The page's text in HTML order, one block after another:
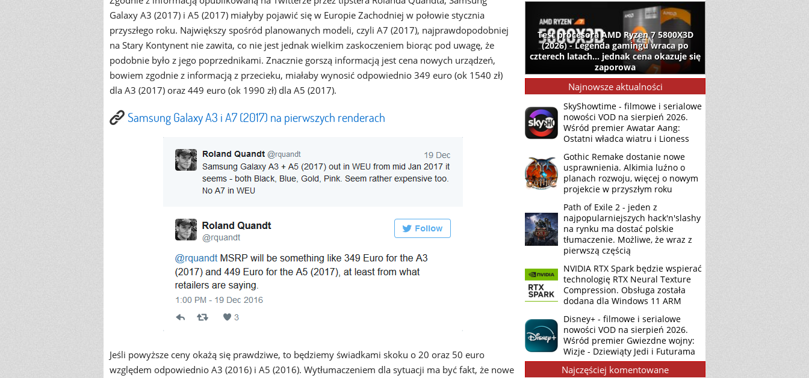
Galaxy A3 (2017) i A5 (2017) miałyby pojawić się w Europie Zachodniej w połowie stycznia
przyszłego roku. Największy spośród planowanych modeli, czyli A7 (2017), najprawdopodobniej
na Stary Kontynent nie zawita, co nie jest jednak wielkim zaskoczeniem biorąc pod uwagę, że
podobnie było z jego poprzednikami. Znacznie gorszą informacją jest cena nowych urządzeń,
bowiem zgodnie z informacją z przecieku, miałaby wynosić odpowiednio 349 euro (ok 1540 zł)
dla A3 (2017) oraz 449 euro (ok 1990 zł) dla A5 (2017).
Samsung Galaxy A3 i A7 (2017) na pierwszych renderach
Jeśli powyższe ceny okażą się prawdziwe, to będziemy świadkami skoku o 20 oraz 50 euro
względem odpowiednio A3 (2016) i A5 (2016). Wytłumaczeniem dla sytuacji ma być fakt, że nowe
Test procesora AMD Ryzen 7 5800X3D
(2026) - Legenda gamingu wraca po
czterech latach... jednak cena okazuje się
zaporowa
Najnowsze aktualności
SkyShowtime - filmowe i serialowe
nowości VOD na sierpień 2026.
Wśród premier Awatar Aang:
Ostatni władca wiatru i Lioness
Gothic Remake dostanie nowe
usprawnienia. Alkimia luźno o
planach rozwoju, więcej o nowym
projekcie w przyszłym roku
Path of Exile 2 - jeden z
najpopularniejszych hack'n'slashy
na rynku ma dostać polskie
tłumaczenie. Możliwe, że wraz z
pierwszą częścią
NVIDIA RTX Spark będzie wspierać
technologię RTX Neural Texture
Compression. Obsługa została
dodana dla Windows 11 ARM
Disney+ - filmowe i serialowe
nowości VOD na sierpień 2026.
Wśród premier Gwiezdne wojny:
Wizje - Dziewiąty Jedi i Futurama
Najczęściej komentowane